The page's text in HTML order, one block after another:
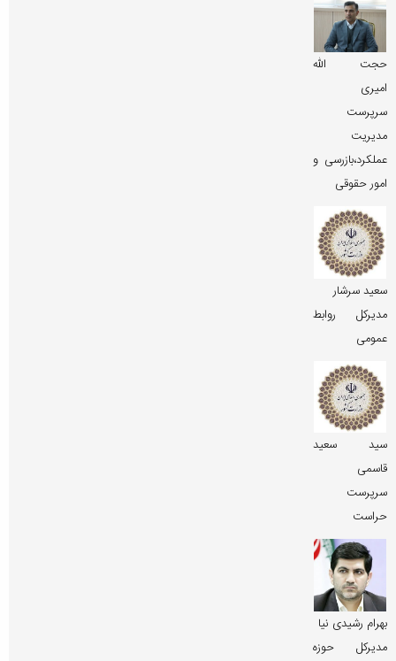
حجت الله
امیری
سرپرست
مدیریت
عملکرد،بازرسی و
امور حقوقی
سعید سرشار
مدیرکل روابط
عمومی
سید سعید
قاسمی
سرپرست
حراست
بهرام رشیدی نیا
مدیرکل حوزه